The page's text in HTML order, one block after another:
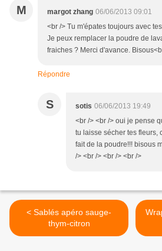
M margot zhang 06/06/2013 09:01
<br /> Tu m'épates toujours avec
Je peux remplacer la poudre de
fraiches ? Merci d'avance.
Répondre
S sotis 06/06/2013 19:49
<br /> <br /> oui je pense
tu laisse sécher tes fleurs,
fait de la poudre!!! bisous
/> <br /> <br /> <br />
< Sablés apéro sauge-
thym-citron